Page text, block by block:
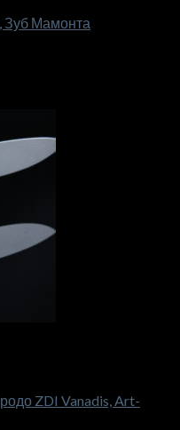
Зуб Мамонта
ZDI Vanadis, Art-